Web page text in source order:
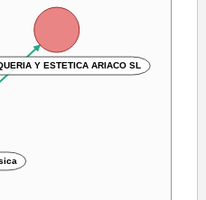
Y ESTETICA ARIACO SL